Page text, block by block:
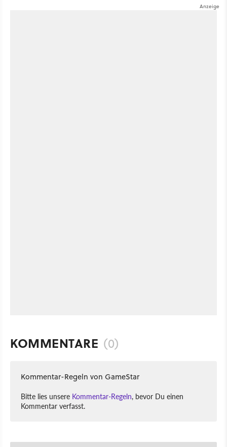
KOMMENTARE (0)
Kommentar-Regeln von GameStar
Bitte lies unsere Kommentar-Regeln, bevor Du einen
Kommentar verfasst.